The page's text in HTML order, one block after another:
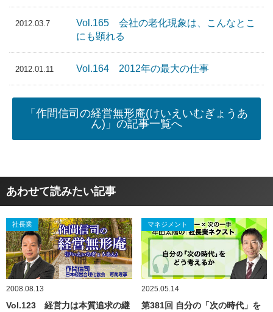
2012.03.7
Vol.165 会社の老化現象は、こんなとこ
にも顕れる
2012.01.11 Vol.164 2012年の最大の仕事
「作間信司の経営無形庵(けいえいむぎょうあ
ん)」の記事一覧へ
あわせて読みたい記事
社長業
2008.08.13
Vol.123 経営力は本質追求の継
マネジメント
2025.05.14
第381回 自分の「次の時代」を